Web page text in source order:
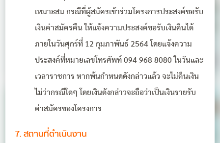
เหมาะสม กรณีที่ผู้สมัครเข้าร่วมโครงการประสงค์ขอรับ
เงินค่าสมัครคืน ให้แจ้งความประสงค์ขอรับเงินคืนได้
ภายในวันศุกร์ที่ 12 กุมภาพันธ์ 2564 โดยแจ้งความ
ประสงค์ที่หมายเลขโทรศัพท์ 094 968 8080 ในวันและ
เวลาราชการ หากพ้นกำหนดดังกล่าวแล้ว จะไม่คืนเงิน
ไม่ว่ากรณีใดๆ โดยเงินดังกล่าวจะถือว่าเป็นเงินรายรับ
ค่าสมัครของโครงการ
7. สถานที่ดำเนินงาน